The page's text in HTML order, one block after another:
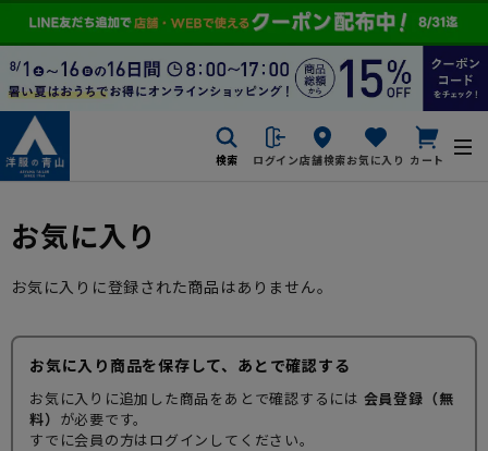
検索 ログイン店舗検索お気に入り カート
お気に入り
お気に入りに登録された商品はありません。
お気に入り商品を保存して、あとで確認する
お気に入りに追加した商品をあとで確認するには 会員登録（無
料） が必要です。
すでに会員の方はログインしてください。